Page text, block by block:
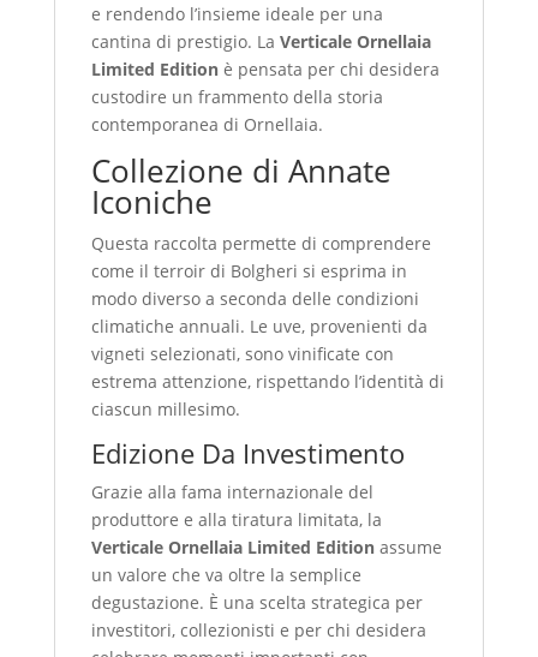
e rendendo l’insieme ideale per una
cantina di prestigio. La Verticale Ornellaia
Limited Editionè pensata per chi desidera
custodire un frammento della storia
contemporanea di Ornellaia.
Collezione di Annate
Iconiche
Questa raccolta permette di comprendere
come il terroir di Bolgheri si esprima in
modo diverso a seconda delle condizioni
climatiche annuali. Le uve, provenienti da
vigneti selezionati, sono vinificate con
estrema attenzione, rispettando l’identità di
ciascun millesimo.
Edizione Da Investimento
Grazie alla fama internazionale del
produttore e alla tiratura limitata, la
Verticale Ornellaia Limited Editionassume
un valore che va oltre la semplice
degustazione. È una scelta strategica per
investitori, collezionisti e per chi desidera